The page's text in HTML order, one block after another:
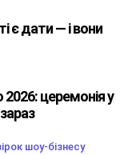
є дати — і вони
церемонія у
шоу-бізнесу